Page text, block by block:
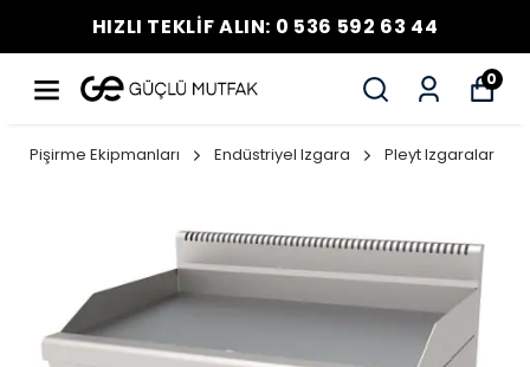
HIZLI TEKLİF ALIN: 0 536 592 63 44
0
Pişirme Ekipmanları Endüstriyel Izgara Pleyt Izgaralar